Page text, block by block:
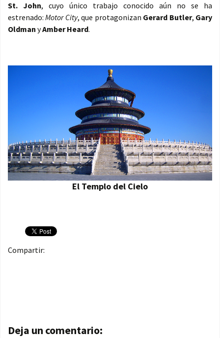
St. John, cuyo único trabajo conocido aún no se ha
estrenado:Motor City, que protagonizan Gerard Butler, Gary
Oldman yAmber Heard.
El Templo del Cielo
Compartir:
Navegación de entradas
Deja un comentario: